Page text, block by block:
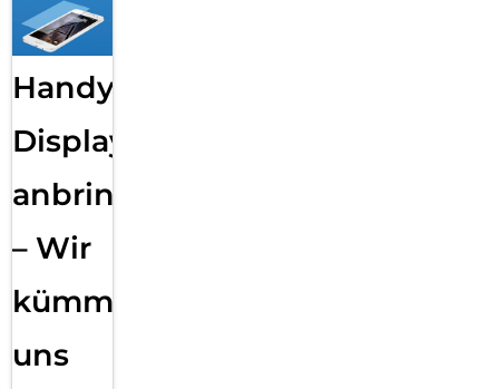
Handy
Displayfolie
anbringen
– Wir
kümmern
uns